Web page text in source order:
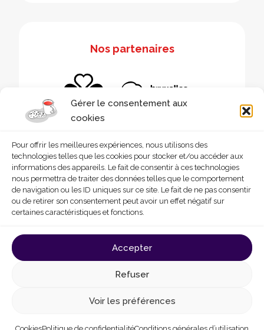
Gérer le consentement aux
cookies
Pour offrir les meilleures expériences, nous utilisons des
technologies telles que les cookies pour stocker et/ou accéder aux
informations des appareils. Le fait de consentir à ces technologies
nous permettra de traiter des données telles que le comportement
de navigation ou les ID uniques sur ce site. Le fait de ne pas consentir
ou de retirer son consentement peut avoir un effet négatif sur
certaines caractéristiques et fonctions.
Accepter
Refuser
Voir les préférences
Nos partenaires
love
Politique de confidentialité